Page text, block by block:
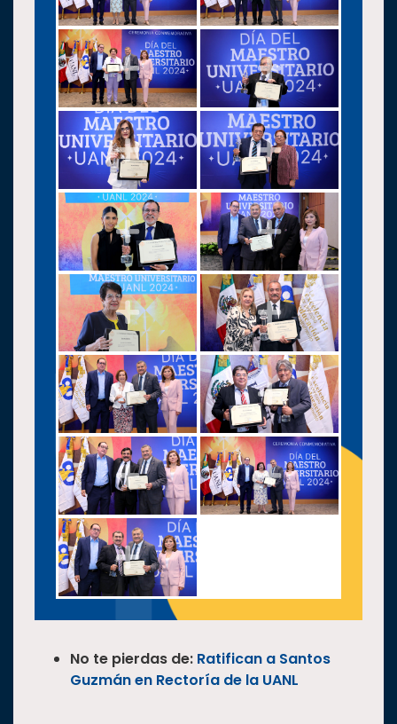
No te pierdas de: Ratifican a Santos
Guzmán en Rectoría de la UANL